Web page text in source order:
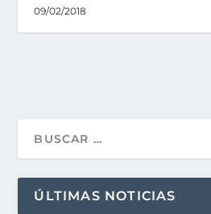
09/02/2018
ÚLTIMAS NOTICIAS